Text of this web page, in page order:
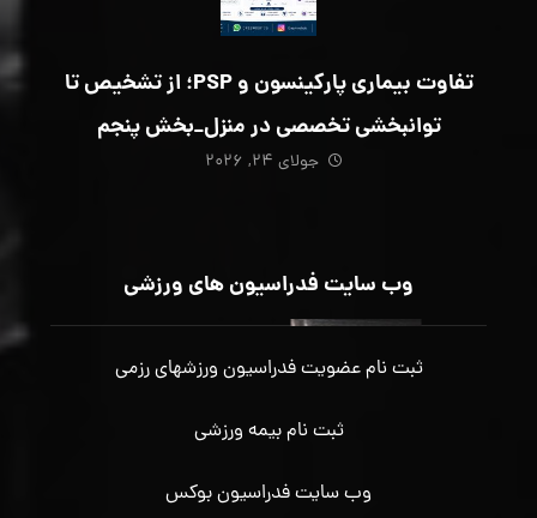
تفاوت بیماری پارکینسون و PSP؛ از تشخیص تا
توانبخشی تخصصی در منزل_بخش پنجم
جولای ۲۴, ۲۰۲۶
وب سایت فدراسیون های ورزشی
ثبت نام عضویت فدراسیون ورزشهای رزمی
ثبت نام بیمه ورزشی
وب سایت فدراسیون بوکس